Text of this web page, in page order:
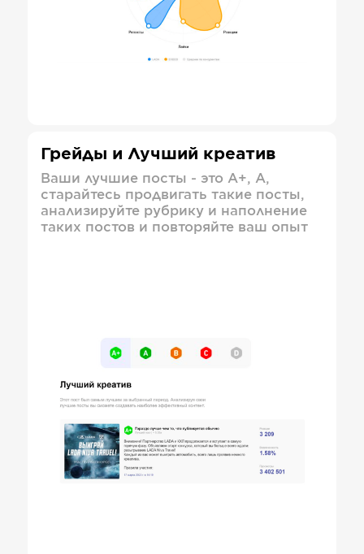
Грейды и Лучший креатив
Ваши лучшие посты - это А+, А,
старайтесь продвигать такие посты,
анализируйте рубрику и наполнение
таких постов и повторяйте ваш опыт